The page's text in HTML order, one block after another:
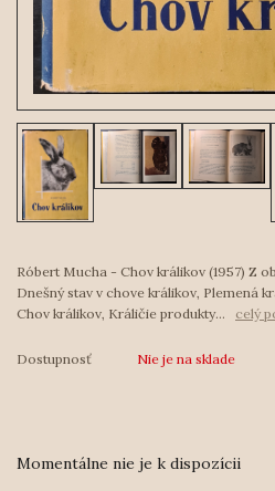
Róbert Mucha - Chov králikov (1957) Z
Dnešný stav v chove králikov, Plemená
Chov králikov, Králičie produkty... celý
Dostupnosť Nie je na sklade
Momentálne nie je k dispozícii